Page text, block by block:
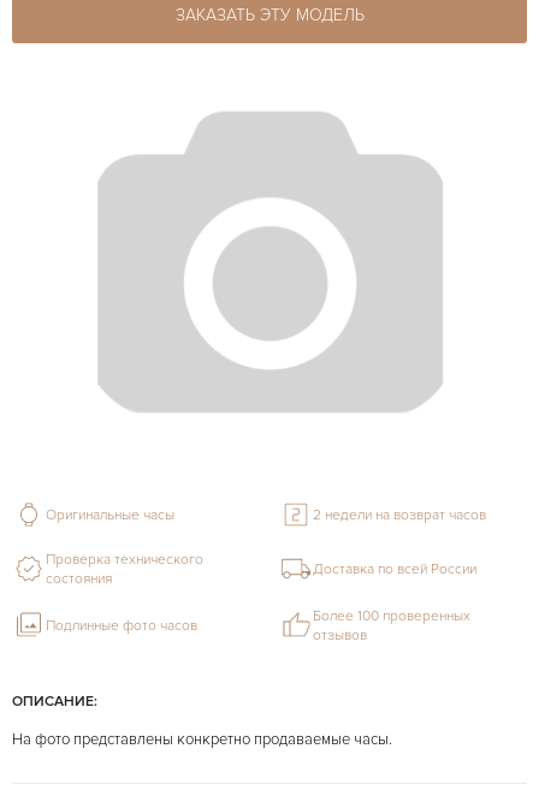
ЗАКАЗАТЬ ЭТУ МОДЕЛЬ
ОПИСАНИЕ:
На фото представлены конкретно продаваемые часы.
Оригинальные часы 2 недели на возврат часов
Проверка технического
состояния
Доставка по всей России
Подлинные фото часов
Более 100 проверенных
отзывов